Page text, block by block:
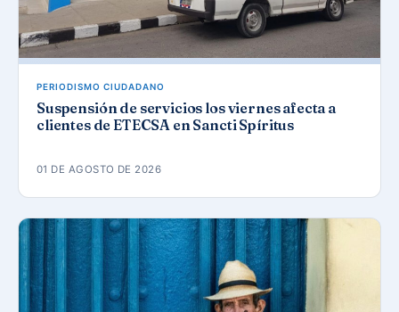
PERIODISMO CIUDADANO
Suspensión de servicios los viernes afecta a
clientes de ETECSA en Sancti Spíritus
01 DE AGOSTO DE 2026